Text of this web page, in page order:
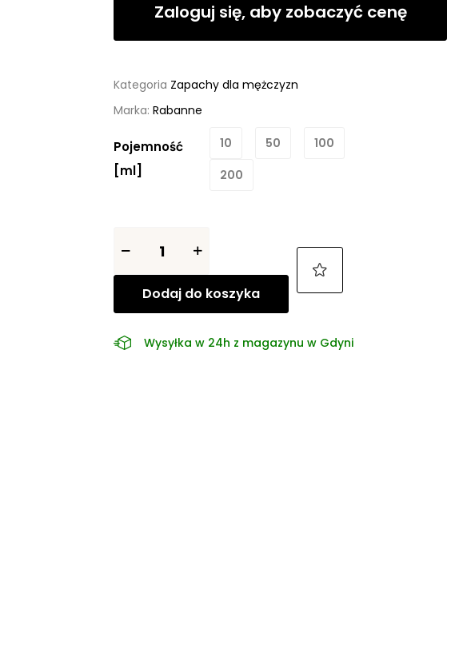
Zaloguj się, aby zobaczyć cenę
Kategoria Zapachy dla mężczyzn
Marka:Rabanne
Pojemność
[ml]
10 50
100
200
Dodaj do koszyka
Wysyłka w 24h z magazynu w Gdyni